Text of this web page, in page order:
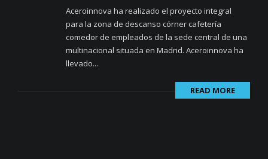
Aceroinnova ha realizado el proyecto integral
para la zona de descanso córner cafetería
comedor de empleados de la sede central de una
multinacional situada en Madrid. Aceroinnova ha
llevado...
READ MORE